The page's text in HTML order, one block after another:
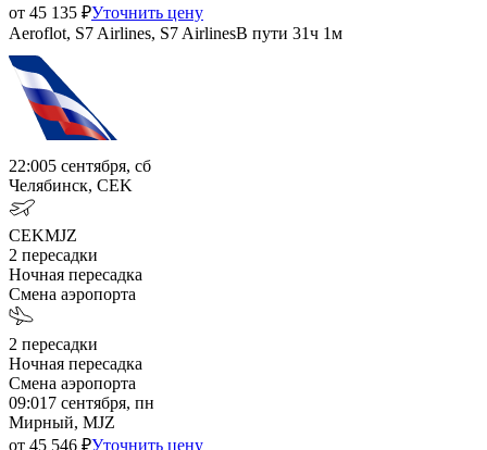
от 45 135 ₽Уточнить цену
Aeroflot, S7 Airlines, S7 AirlinesВ пути 31ч 1м
22:005 сентября, сб
Челябинск, CEK
CEKMJZ
2 пересадки
Ночная пересадка
Смена аэропорта
2 пересадки
Ночная пересадка
Смена аэропорта
09:01 7 сентября, пн
Мирный, MJZ
от 45 546 ₽Уточнить цену